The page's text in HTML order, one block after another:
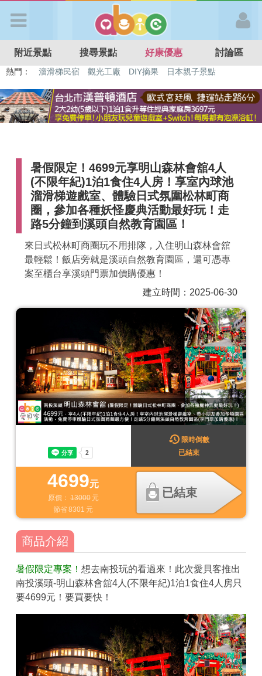
APP登入
首 頁
好康優惠
最新消息
最新留言
討論區
聯絡我們
附近景點 搜尋景點 好康優惠 討論區
熱門： 特色遊戲場 親子住房優惠 台北親子餐廳
溫泉泡湯SPA
暑假限定！4699元享明山森林會舘4人
(不限年紀)1泊1食住4人房！享室內球池
溜滑梯遊戲室、體驗日式氛圍松林町商
圈，參加各種妖怪慶典活動最好玩！走
路5分鐘到溪頭自然教育園區！
來日式松林町商圈玩不用排隊，入住明山森林會舘
最輕鬆！飯店旁就是溪頭自然教育園區，還可憑專
案至櫃台享溪頭門票加價購優惠！
建立時間：2025-06-30
4699元
原價： 13000 元
節省8301 元
已結束
限時倒數
已結束
商品介紹
暑假限定專案！ 想去南投玩的看過來！此次愛貝客推出
南投溪頭-明山森林會舘4人(不限年紀)1泊1食住4人房只
要4699元！要買要快！